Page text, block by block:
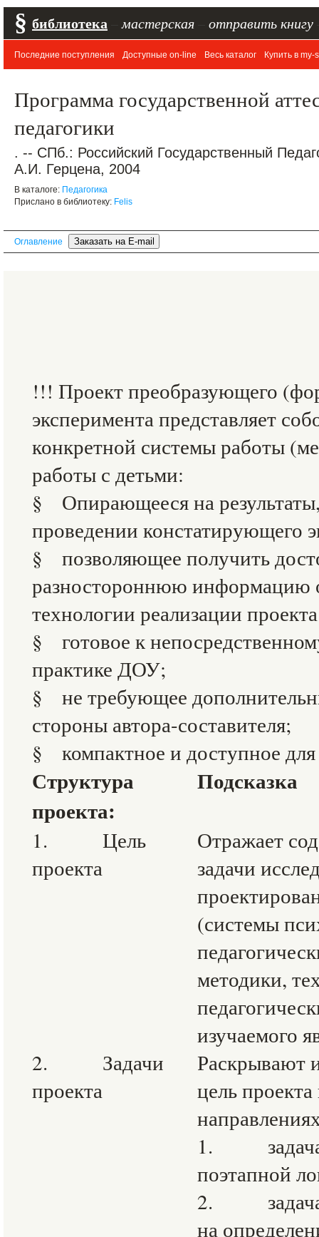
§ библиотека мастерская отправить книгу
Последние поступления Доступные on-line Весь каталог Купить в my-
Программа государственной
педагогики
. -- СПб.: Российский Государственный
А.И. Герцена, 2004
В каталоге: Педагогика
Прислано в библиотеку: Felis
Оглавление
!!! Проект преобразующего
эксперимента представляет
конкретной системы работы
работы с детьми:
§ Опирающееся на
проведении констатирующего
§ позволяющее получить
разностороннюю информацию
технологии реализации
§ готовое к
практике ДОУ;
§ не требующее
стороны автора-составителя;
§ компактное и доступное для
Структура
проекта:
Подсказка
1. Цель
проекта
Отражает
задачи
(системы
методики,
изучаемого
2. Задачи
проекта
Раскрывают
цель
1. задача
поэтапной
2. задача,
на